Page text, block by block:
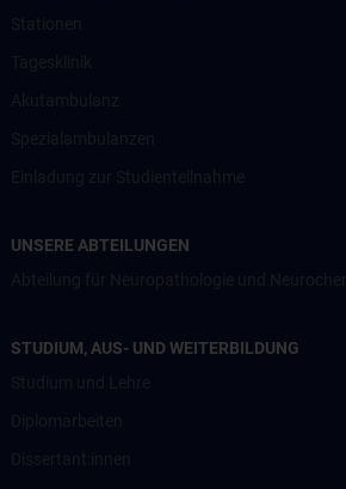
UNSERE ABTEILUNGEN
STUDIUM, AUS- UND WEITERBILDUNG